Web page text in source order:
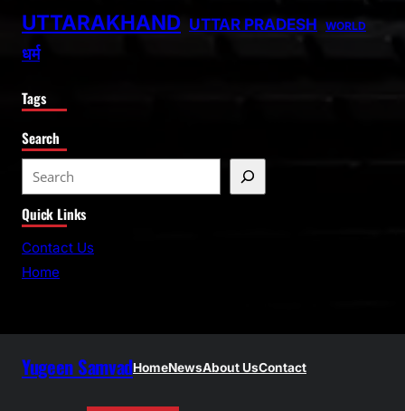
UTTARAKHAND UTTAR PRADESH WORLD
धर्म
Tags
Search
e
a
r
Quick Links
Contact Us
Home
Yugeen SamvadHomeNewsAbout UsContact